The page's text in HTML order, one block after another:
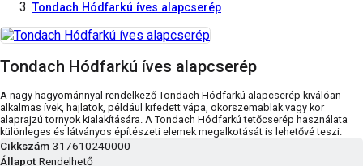
Tondach Hódfarkú íves alapcserép
Tondach Hódfarkú íves alapcserép
A nagy hagyománnyal rendelkező Tondach Hódfarkú alapcserép kiválóan
alkalmas ívek, hajlatok, például kifedett vápa, ökörszemablak vagy kör
alaprajzú tornyok kialakítására. A Tondach Hódfarkú tetőcserép használata
különleges és látványos építészeti elemek megalkotását is lehetővé teszi.
Cikkszám 317610240000
Állapot Rendelhető